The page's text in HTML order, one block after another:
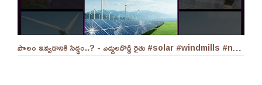
పొలం ఇవ్వడానికి సిద్ధం..? - ఎద్దులదొడ్డి రైతు #solar #windmills #naralokesh #solarenergy